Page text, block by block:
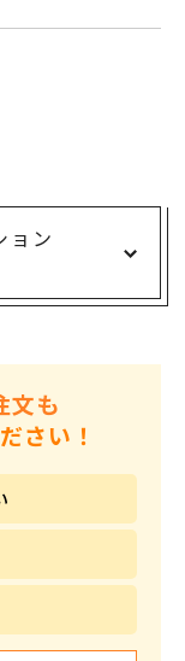
ョン
文も
さい！